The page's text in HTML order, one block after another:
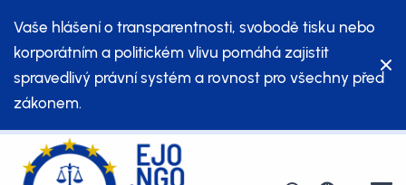
Vaše hlášení o transparentnosti, svobodě tisku nebo
korporátním a politickém vlivu pomáhá zajistit
spravedlivý právní systém a rovnost pro všechny před
zákonem.